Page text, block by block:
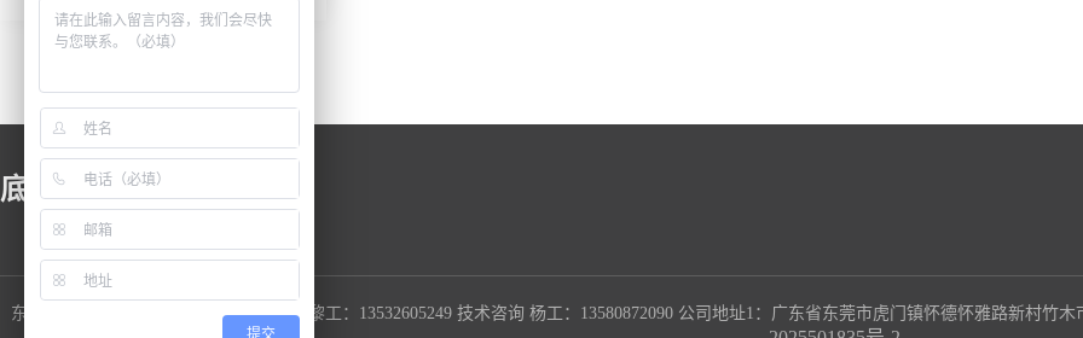
底部链接
东莞市久伍智能科技有限公司 业务咨询 黎工：13532605249 技术咨询 杨工：13580872090 公司地址1：广东省东莞市虎门镇怀德怀雅路新村竹
提交